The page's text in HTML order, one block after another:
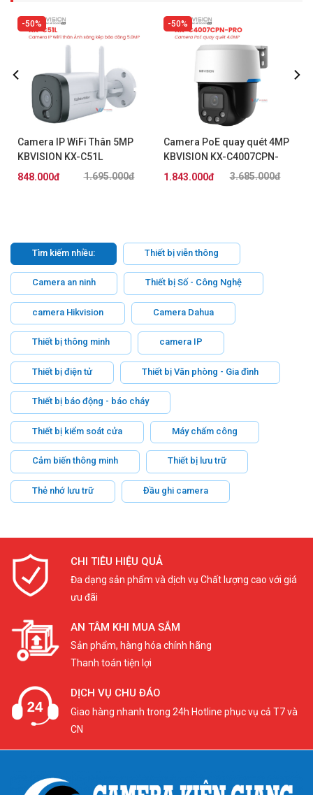
50%
Camera IP WiFi Thân 5MP
KBVISION KX-C51L
1.695.000đ
848.000đ
50%
Camera PoE quay quét 4MP
KBVISION KX-C4007CPN-
PRO
3.685.000đ
1.843.000đ
Tìm kiếm nhiều: Thiết bị viễn thông
Camera an ninh Thiết bị Số - Công Nghệ
camera Hikvision Camera Dahua
Thiết bị thông minh camera IP
Thiết bị điện tử Thiết bị Văn phòng - Gia đình
Thiết bị báo động - báo cháy
Thiết bị kiểm soát cửa Máy chấm công
Cảm biến thông minh Thiết bị lưu trữ
Thẻ nhớ lưu trữ Đầu ghi camera
CHI TIÊU HIỆU QUẢ
Đa dạng sản phẩm và dịch vụ Chất lượng cao với giá
ưu đãi
AN TÂM KHI MUA SẮM
Sản phẩm, hàng hóa chính hãng
Thanh toán tiện lợi
DỊCH VỤ CHU ĐÁO
Giao hàng nhanh trong 24h Hotline phục vụ cả T7 và
CN